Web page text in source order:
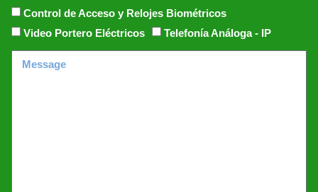
Control de Acceso y Relojes Biométricos
Video Portero Eléctricos
Telefonía Análoga - IP